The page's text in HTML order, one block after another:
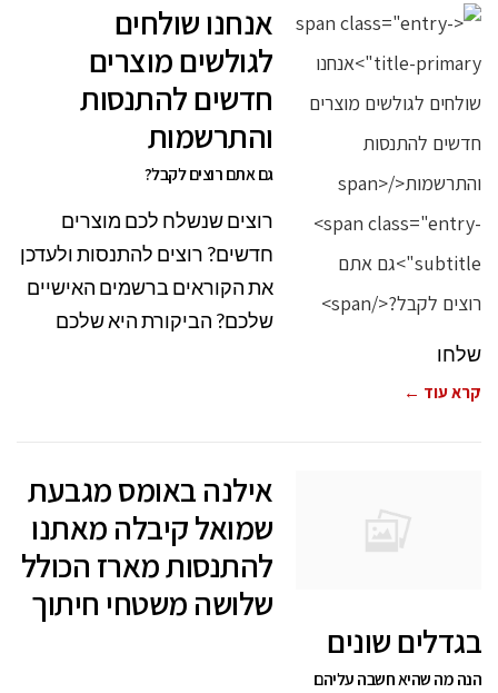
אנחנו שולחים
לגולשים מוצרים
חדשים להתנסות
והתרשמות
גם אתם רוצים לקבל?
רוצים שנשלח לכם מוצרים
חדשים? רוצים להתנסות ולעדכן
את הקוראים ברשמים האישיים
שלכם? הביקורת היא שלכם
שלחו
קרא עוד ←
אילנה באומס מגבעת
שמואל קיבלה מאתנו
להתנסות מארז הכולל
שלושה משטחי חיתוך
בגדלים שונים
הנה מה שהיא חשבה עליהם